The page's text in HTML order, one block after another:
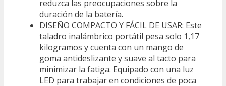
reduzca las preocupaciones sobre la
duración de la batería.
DISEÑO COMPACTO Y FÁCIL DE USAR: Este
taladro inalámbrico portátil pesa solo 1,17
kilogramos y cuenta con un mango de
goma antideslizante y suave al tacto para
minimizar la fatiga. Equipado con una luz
LED para trabajar en condiciones de poca